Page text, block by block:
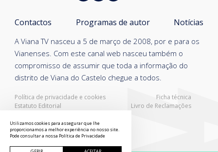
Política de privacidade e cookies
Ficha técnica
Estatuto Editorial
Livro de Reclamações
A Viana TV nasceu a 5 de março de 2008, por e para os
Vianenses. Com este canal web nasceu também o
compromisso de assumir que toda a informação do
distrito de Viana do Castelo chegue a todos.
Contactos Programas de autor Notícias
Utilizamos cookies para assegurar que lhe
proporcionamos a melhor experiência no nosso site.
Pode consultar a nossa Política de Privacidade